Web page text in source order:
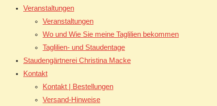
Veranstaltungen
Veranstaltungen
Wo und Wie Sie meine Taglilien bekommen
Taglilien- und Staudentage
Staudengärtnerei Christina Macke
Kontakt
Kontakt | Bestellungen
Versand-Hinweise